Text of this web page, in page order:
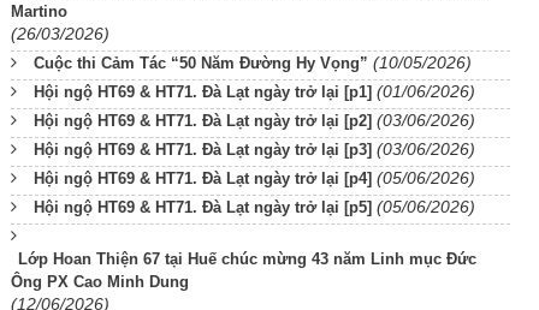
Martino
(26/03/2026)
Cuộc thi Cảm Tác “50 Năm Đường Hy Vọng” (10/05/2026)
Hội ngộ HT69 & HT71. Đà Lạt ngày trở lại [p1] (01/06/2026)
Hội ngộ HT69 & HT71. Đà Lạt ngày trở lại [p2] (03/06/2026)
Hội ngộ HT69 & HT71. Đà Lạt ngày trở lại [p3] (03/06/2026)
Hội ngộ HT69 & HT71. Đà Lạt ngày trở lại [p4] (05/06/2026)
Hội ngộ HT69 & HT71. Đà Lạt ngày trở lại [p5] (05/06/2026)
Lớp Hoan Thiện 67 tại Huế chúc mừng 43 năm Linh mục Đức
Ông PX Cao Minh Dung
(12/06/2026)